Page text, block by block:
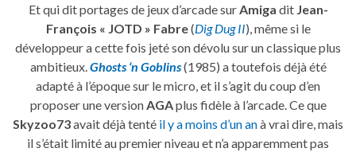
Et qui dit portages de jeux d’arcade surAmiga dit Jean-
François « JOTD » Fabre(Dig Dug II), même si le
développeur a cette fois jeté son dévolu sur un classique plus
ambitieux.Ghosts ‘n Goblins(1985) a toutefois déjà été
adapté à l’époque sur le micro, et il s’agit du coup d’en
proposer une versionAGAplus fidèle à l’arcade. Ce que
Skyzoo73avait déjà tenté il y a moins d’un anà vrai dire, mais
il s’était limité au premier niveau et n’a apparemment pas